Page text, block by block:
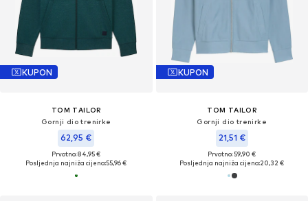
KUPON
TOM TAILOR
Gornji dio trenirke
62,95 €
Prvotno: 84,95 €
Posljednja najniža cijena:55,96 €
KUPON
TOM TAILOR
Gornji dio trenirke
21,51 €
Prvotno: 59,90 €
Posljednja najniža cijena:20,32 €